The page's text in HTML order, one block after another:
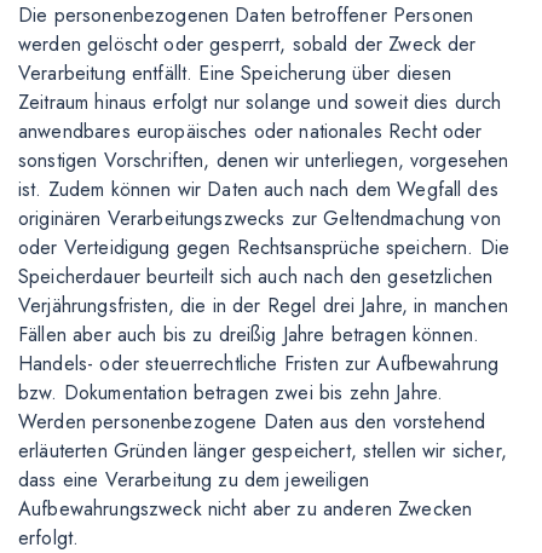
Die personenbezogenen Daten betroffener Personen
werden gelöscht oder gesperrt, sobald der Zweck der
Verarbeitung entfällt. Eine Speicherung über diesen
Zeitraum hinaus erfolgt nur solange und soweit dies durch
anwendbares europäisches oder nationales Recht oder
sonstigen Vorschriften, denen wir unterliegen, vorgesehen
ist. Zudem können wir Daten auch nach dem Wegfall des
originären Verarbeitungszwecks zur Geltendmachung von
oder Verteidigung gegen Rechtsansprüche speichern. Die
Speicherdauer beurteilt sich auch nach den gesetzlichen
Verjährungsfristen, die in der Regel drei Jahre, in manchen
Fällen aber auch bis zu dreißig Jahre betragen können.
Handels- oder steuerrechtliche Fristen zur Aufbewahrung
bzw. Dokumentation betragen zwei bis zehn Jahre.
Werden personenbezogene Daten aus den vorstehend
erläuterten Gründen länger gespeichert, stellen wir sicher,
dass eine Verarbeitung zu dem jeweiligen
Aufbewahrungszweck nicht aber zu anderen Zwecken
erfolgt.